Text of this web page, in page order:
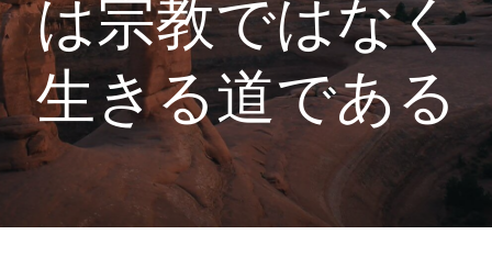
は宗教ではなく
生きる道である